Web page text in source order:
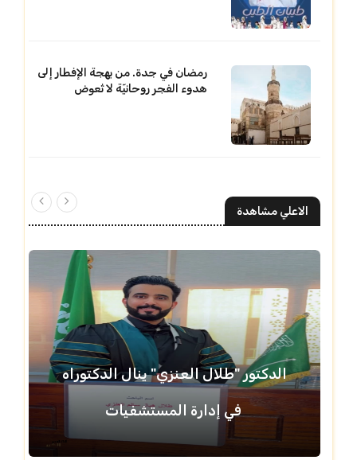
رمضان في جدة. من بهجة الإفطار إلى
هدوء الفجر روحانيّة لا تُعوض
الاعلي مشاهدة
الدكتور "طلال العنزي" ينال الدكتوراه
في إدارة المستشفيات